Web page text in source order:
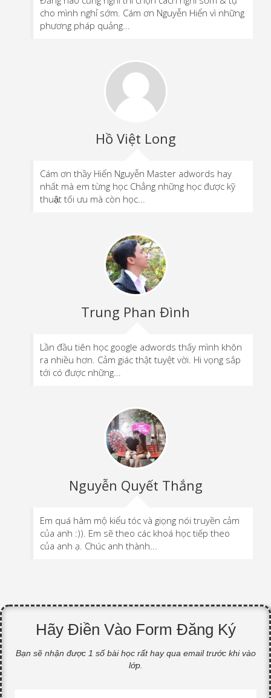
cho mình nghỉ sớm. Cám ơn Nguyễn Hiển vì những
phương pháp quảng...
Hồ Việt Long
Cám ơn thầy Hiển Nguyễn Master adwords hay
nhất mà em từng học Chẳng những học được kỹ
thuật tối ưu mà còn học...
Trung Phan Đình
Lần đầu tiên học google adwords thấy mình khôn
ra nhiều hơn. Cảm giác thật tuyệt vời. Hi vọng sắp
tới có được những...
Nguyễn Quyết Thắng
Em quá hâm mộ kiểu tóc và giọng nói truyền cảm
của anh :)). Em sẽ theo các khoá học tiếp theo
của anh ạ. Chúc anh thành...
Hãy Điền Vào Form Đăng Ký
Bạn sẽ nhận được 1 số bài học rất hay qua email trước khi vào
lớp.